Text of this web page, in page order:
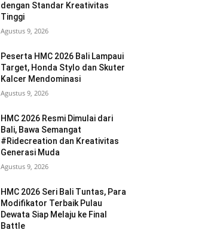
dengan Standar Kreativitas
Tinggi
Agustus 9, 2026
Peserta HMC 2026 Bali Lampaui
Target, Honda Stylo dan Skuter
Kalcer Mendominasi
Agustus 9, 2026
HMC 2026 Resmi Dimulai dari
Bali, Bawa Semangat
#Ridecreation dan Kreativitas
Generasi Muda
Agustus 9, 2026
HMC 2026 Seri Bali Tuntas, Para
Modifikator Terbaik Pulau
Dewata Siap Melaju ke Final
Battle